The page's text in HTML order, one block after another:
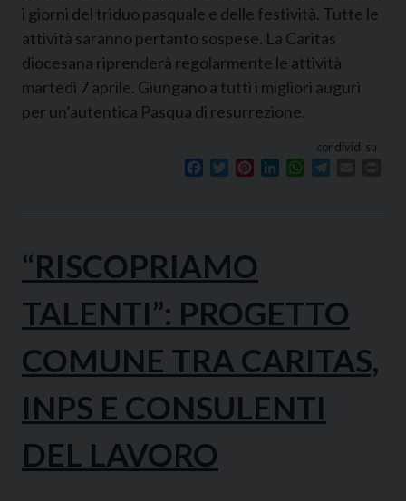
i giorni del triduo pasquale e delle festività. Tutte le
attività saranno pertanto sospese. La Caritas
diocesana riprenderà regolarmente le attività
martedì 7 aprile. Giungano a tutti i migliori auguri
per un’autentica Pasqua di resurrezione.
condividi su
Facebook
TwitterPinterestLinkedInWhatsApp
“RISCOPRIAMO
TALENTI”: PROGETTO
COMUNE TRA CARITAS,
INPS E CONSULENTI
DEL LAVORO